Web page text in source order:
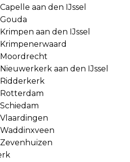
aan den IJssel
aan den IJssel
aan den IJssel